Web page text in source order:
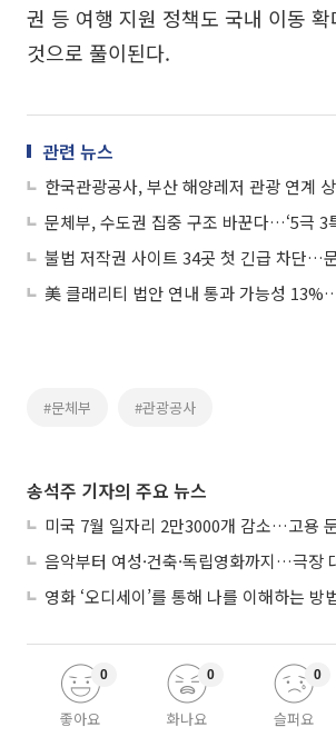
권 등 여행 지원 정책도 국내 이동
것으로 풀이된다.
관련 뉴스
한국관광공사, 부산 해양레저 관광 연계
#문체부 #관광공사
송석주 기자의 주요 뉴스
미국 7월 일자리 2만3000개 감소…고용
영화 ‘오디세이’를 통해 나를 이해하는 방
좋아요
0
화나요
0
슬퍼요
0